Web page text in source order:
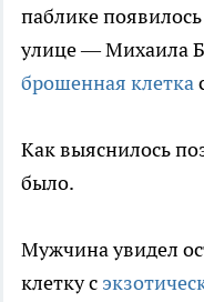
паблике
улице — Михаила
брошенная клетка
Как выяснилось
было.
Мужчина увидел
клетку с